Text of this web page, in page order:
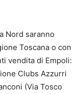
Nord saranno
Toscana o con
vendita di Empoli:
Clubs Azzurri
(Via Tosco